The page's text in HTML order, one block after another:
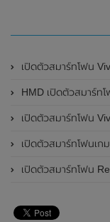
เปิดตัวสมาร์ทโฟน Vivo Y300 Pro อย่างเป็นทางการ
HMD เปิดตัวสมาร์ทโฟนฝาพั
เปิดตัวสมาร์ทโฟน Vivo
เปิดตัวสมาร์ทโฟนเกมมิ่ง
เปิดตัวสมาร์ทโฟน Realme